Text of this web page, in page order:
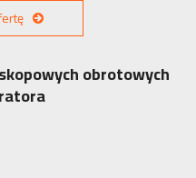
obrotowych